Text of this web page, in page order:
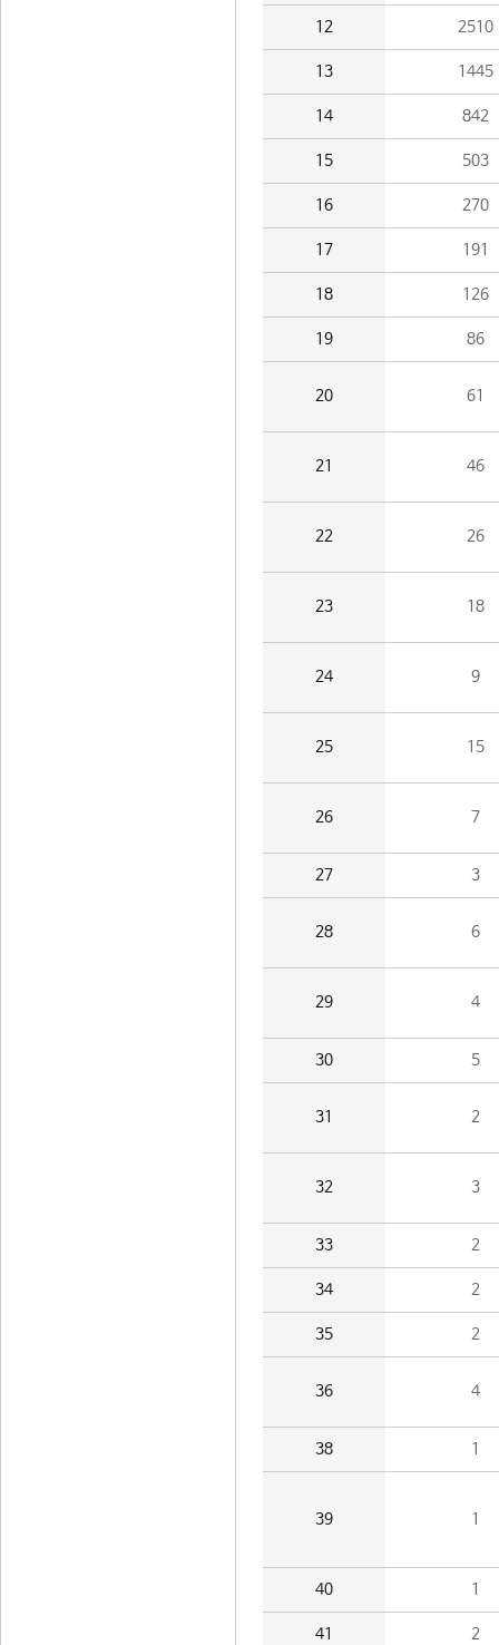
12 2510
13 1445
14 842
15 503
16 270
17 191
18 126
19 86
20 61
21 46
22 26
23 18
24 9
25 15
26 7
27 3
28 6
29 4
30 5
31 2
32 3
33 2
34 2
35 2
36 4
38 1
39 1
40 1
41 2